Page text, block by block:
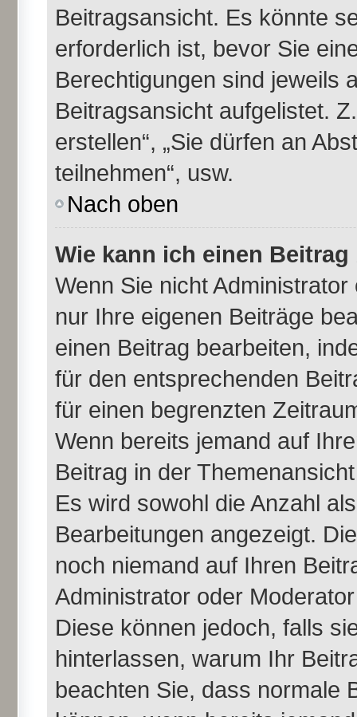
Beitragsansicht. Es könnte
erforderlich ist, bevor Sie
Berechtigungen sind jeweils
Beitragsansicht aufgelistet.
erstellen“, „Sie dürfen an
teilnehmen“, usw.
Nach oben
Wie kann ich einen
Wenn Sie nicht
nur Ihre eigenen Beiträge
einen Beitrag bearbeiten,
für den entsprechenden
für einen begrenzten
Wenn bereits jemand auf
Beitrag in der
Es wird sowohl die Anzahl
Bearbeitungen angezeigt.
noch niemand auf Ihren
Administrator oder
Diese können jedoch, falls
hinterlassen, warum Ihr
beachten Sie, dass normale